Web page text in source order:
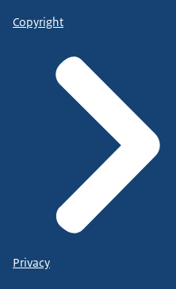
Copyright
Privacy